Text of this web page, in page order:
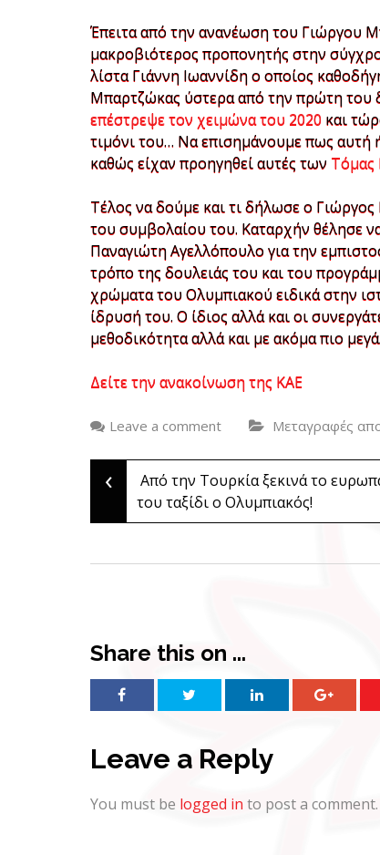
Έπειτα από την ανανέωση του Γιώργου
μακροβιότερος προπονητής στην
λίστα Γιάννη Ιωαννίδη ο οποίος
Μπαρτζώκας ύστερα από την πρώτη του
επέστρεψε τον χειμώνα του 2020και
τιμόνι του… Να επισημάνουμε πως αυτή
καθώς είχαν προηγηθεί αυτές των Τόμας
Τέλος να δούμε και τι δήλωσε ο
του συμβολαίου του. Καταρχήν θέλησε
Παναγιώτη Αγελλόπουλο για την
τρόπο της δουλειάς του και του
χρώματα του Ολυμπιακού ειδικά στην
ίδρυσή του. Ο ίδιος αλλά και οι
μεθοδικότητα αλλά και με ακόμα πιο
Δείτε την ανακοίνωση της ΚΑΕ
Leave a comment Μεταγραφές
Post
navigation
‹
Από την Τουρκία ξεκινά το
του ταξίδι ο Ολυμπιακός!
Share this on ...
Leave a Reply
You must be logged in to post a comment.